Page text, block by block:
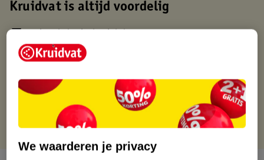
Kruidvat is altijd voordelig
Op werkdagen voor 22:00 uur besteld, volgende dag in huis
Gratis thuisbezorgd vanaf 50.00
Gratis punten met je Kruidvat kaart
We waarderen je privacy